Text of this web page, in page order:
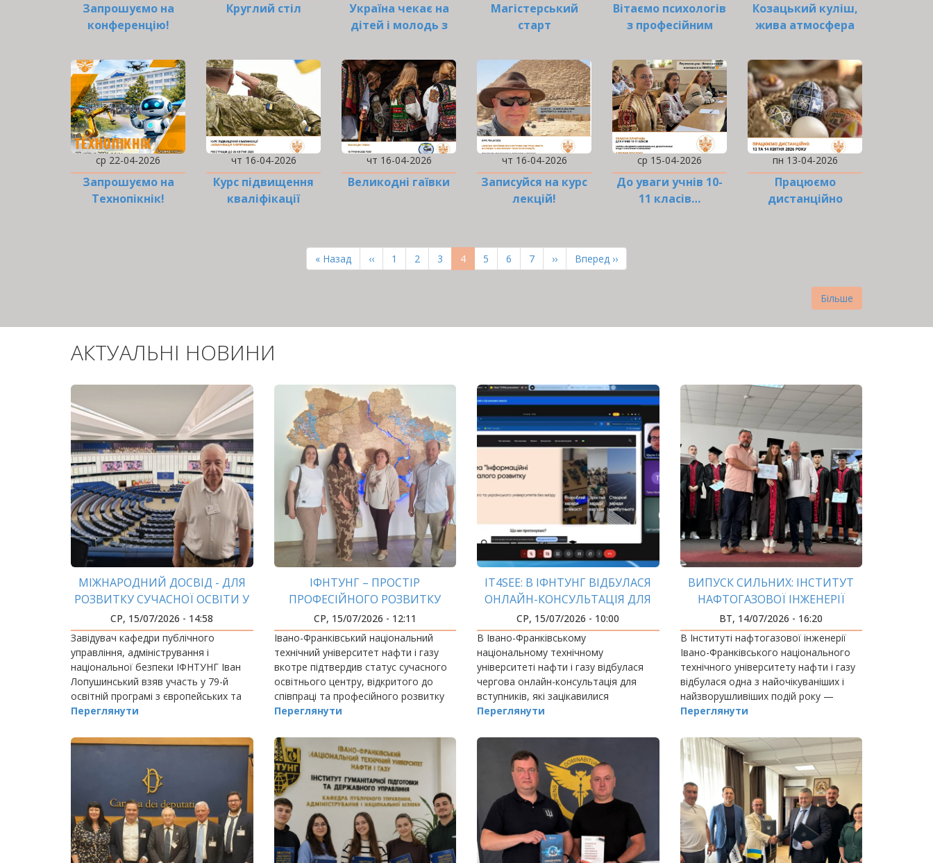
Запрошуємо на
конференцію!
Круглий стіл
Україна чекає на
дітей і молодь з
Магістерський
старт
Вітаємо психологів
з професійним
Козацький куліш,
жива атмосфера
разом
ср 22-04-2026
Запрошуємо на
Технопікнік!
чт 16-04-2026
Курс підвищення
кваліфікації
чт 16-04-2026
Великодні гаївки
чт 16-04-2026
Записуйся на курс
лекцій!
ср 15-04-2026
До уваги учнів 10-
11 класів…
пн 13-04-2026
Працюємо
дистанційно
Перша
сторінка
« Назад
Попередня
сторінка
‹‹ Page
1 Page
2 Page
3
Поточна
сторінка
4 Page
5 Page
6 Page
7
Наступна
сторінка
››
Остання
сторінка
Вперед ››
Більше
АКТУАЛЬНІ НОВИНИ
МІЖНАРОДНИЙ ДОСВІД - ДЛЯ
РОЗВИТКУ СУЧАСНОЇ ОСВІТИ У
СФЕРІ ПУБЛІЧНОГО
УПРАВЛІННЯ
СР, 15/07/2026 - 14:58
Завідувач кафедри публічного
управління, адміністрування і
національної безпеки ІФНТУНГ Іван
Лопушинський взяв участь у 79-й
освітній програмі з європейських та
освітніх студій, що організована НУО
проходила з 30…
Переглянути
ІФНТУНГ – ПРОСТІР
ПРОФЕСІЙНОГО РОЗВИТКУ
ПЕДАГОГІВ
СР, 15/07/2026 - 12:11
Івано-Франківський національний
технічний університет нафти і газу
вкотре підтвердив статус сучасного
освітнього центру, відкритого до
співпраці та професійного розвитку
педагогічних і науково-педагогічних
Переглянути
IT4SEE: В ІФНТУНГ ВІДБУЛАСЯ
ОНЛАЙН-КОНСУЛЬТАЦІЯ ДЛЯ
ВСТУПНИКІВ
СР, 15/07/2026 - 10:00
В Івано-Франківському
національному технічному
університеті нафти і газу відбулася
чергова онлайн-консультація для
вступників, які зацікавилися
англомовною магістерською
для сталого розвитку енергетики»
(IT4SEE).
Переглянути
ВИПУСК СИЛЬНИХ: ІНСТИТУТ
НАФТОГАЗОВОЇ ІНЖЕНЕРІЇ
ІФНТУНГ УРОЧИСТО ВРУЧИВ
ДИПЛОМИ БАКАЛАВРАМ
ВТ, 14/07/2026 - 16:20
В Інституті нафтогазової інженерії
Івано-Франківського національного
технічного університету нафти і газу
відбулася одна з найочікуваніших і
найзворушливіших подій року —
урочисте вручення дипломів
спеціальностей 184 «Гірництво…
Переглянути